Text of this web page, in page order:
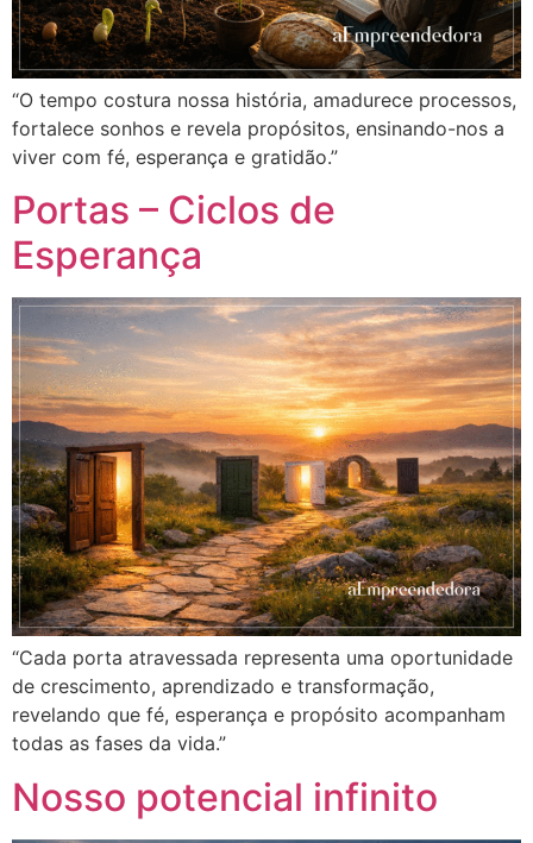
“O tempo costura nossa história, amadurece processos,
fortalece sonhos e revela propósitos, ensinando-nos a
viver com fé, esperança e gratidão.”
Portas – Ciclos de
Esperança
“Cada porta atravessada representa uma oportunidade
de crescimento, aprendizado e transformação,
revelando que fé, esperança e propósito acompanham
todas as fases da vida.”
Nosso potencial infinito